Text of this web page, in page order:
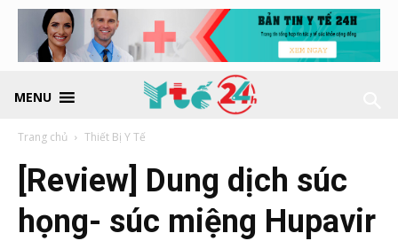
MENU
Trang chủ Thiết Bị Y Tế
[Review] Dung dịch súc
họng- súc miệng Hupavir